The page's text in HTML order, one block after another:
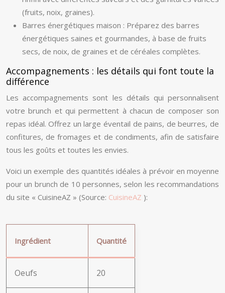
(fruits, noix, graines).
Barres énergétiques maison : Préparez des barres
énergétiques saines et gourmandes, à base de fruits
secs, de noix, de graines et de céréales complètes.
Accompagnements : les détails qui font toute la
différence
Les accompagnements sont les détails qui personnalisent
votre brunch et qui permettent à chacun de composer son
repas idéal. Offrez un large éventail de pains, de beurres, de
confitures, de fromages et de condiments, afin de satisfaire
tous les goûts et toutes les envies.
Voici un exemple des quantités idéales à prévoir en moyenne
pour un brunch de 10 personnes, selon les recommandations
du site « CuisineAZ » (Source: CuisineAZ ):
Ingrédient Quantité
Oeufs 20